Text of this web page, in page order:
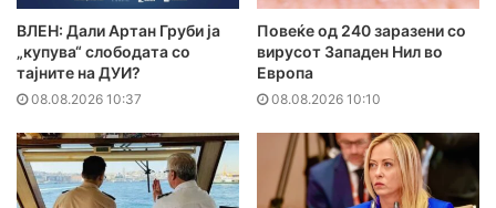
ВЛЕН: Дали Артан Груби ја
„купува“ слободата со
тајните на ДУИ?
08.08.2026 10:37
Повеќе од 240 заразени со
вирусот Западен Нил во
Европа
08.08.2026 10:10